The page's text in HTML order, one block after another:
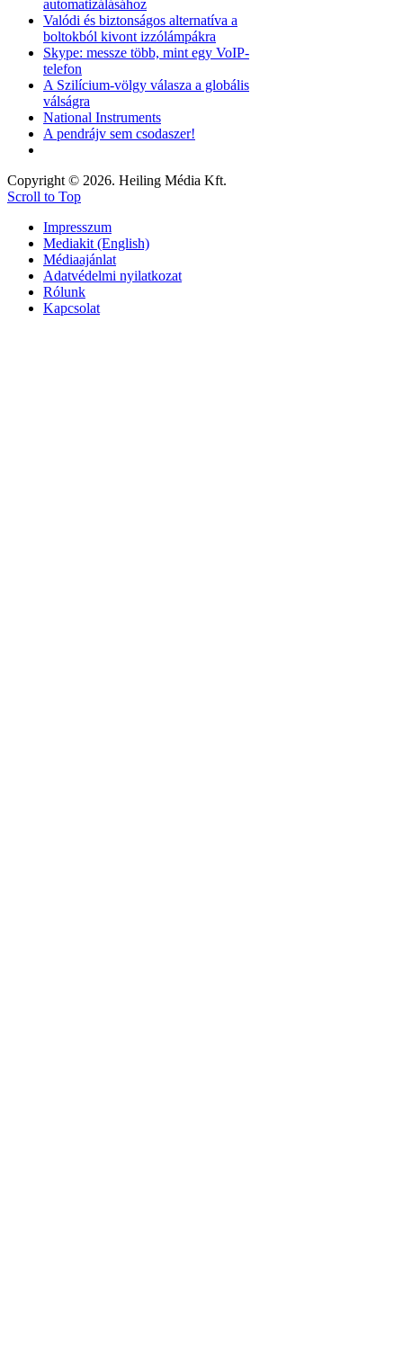
automatizálásához
Valódi és biztonságos alternatíva a
boltokból kivont izzólámpákra
Skype: messze több, mint egy VoIP-
telefon
A Szilícium-völgy válasza a globális
válságra
National Instruments
A pendrájv sem csodaszer!
Copyright © 2026. Heiling Média Kft.
Scroll to Top
Impresszum
Mediakit (English)
Médiaajánlat
Adatvédelmi nyilatkozat
Rólunk
Kapcsolat